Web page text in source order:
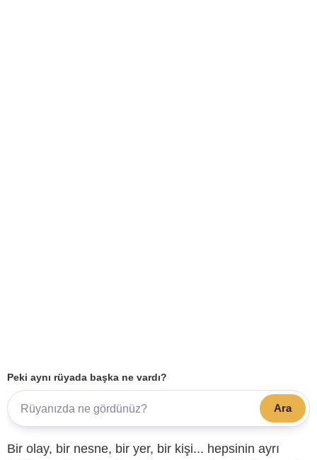
Peki aynı rüyada başka ne vardı?
Ara
Bir olay, bir nesne, bir yer, bir kişi... hepsinin ayrı